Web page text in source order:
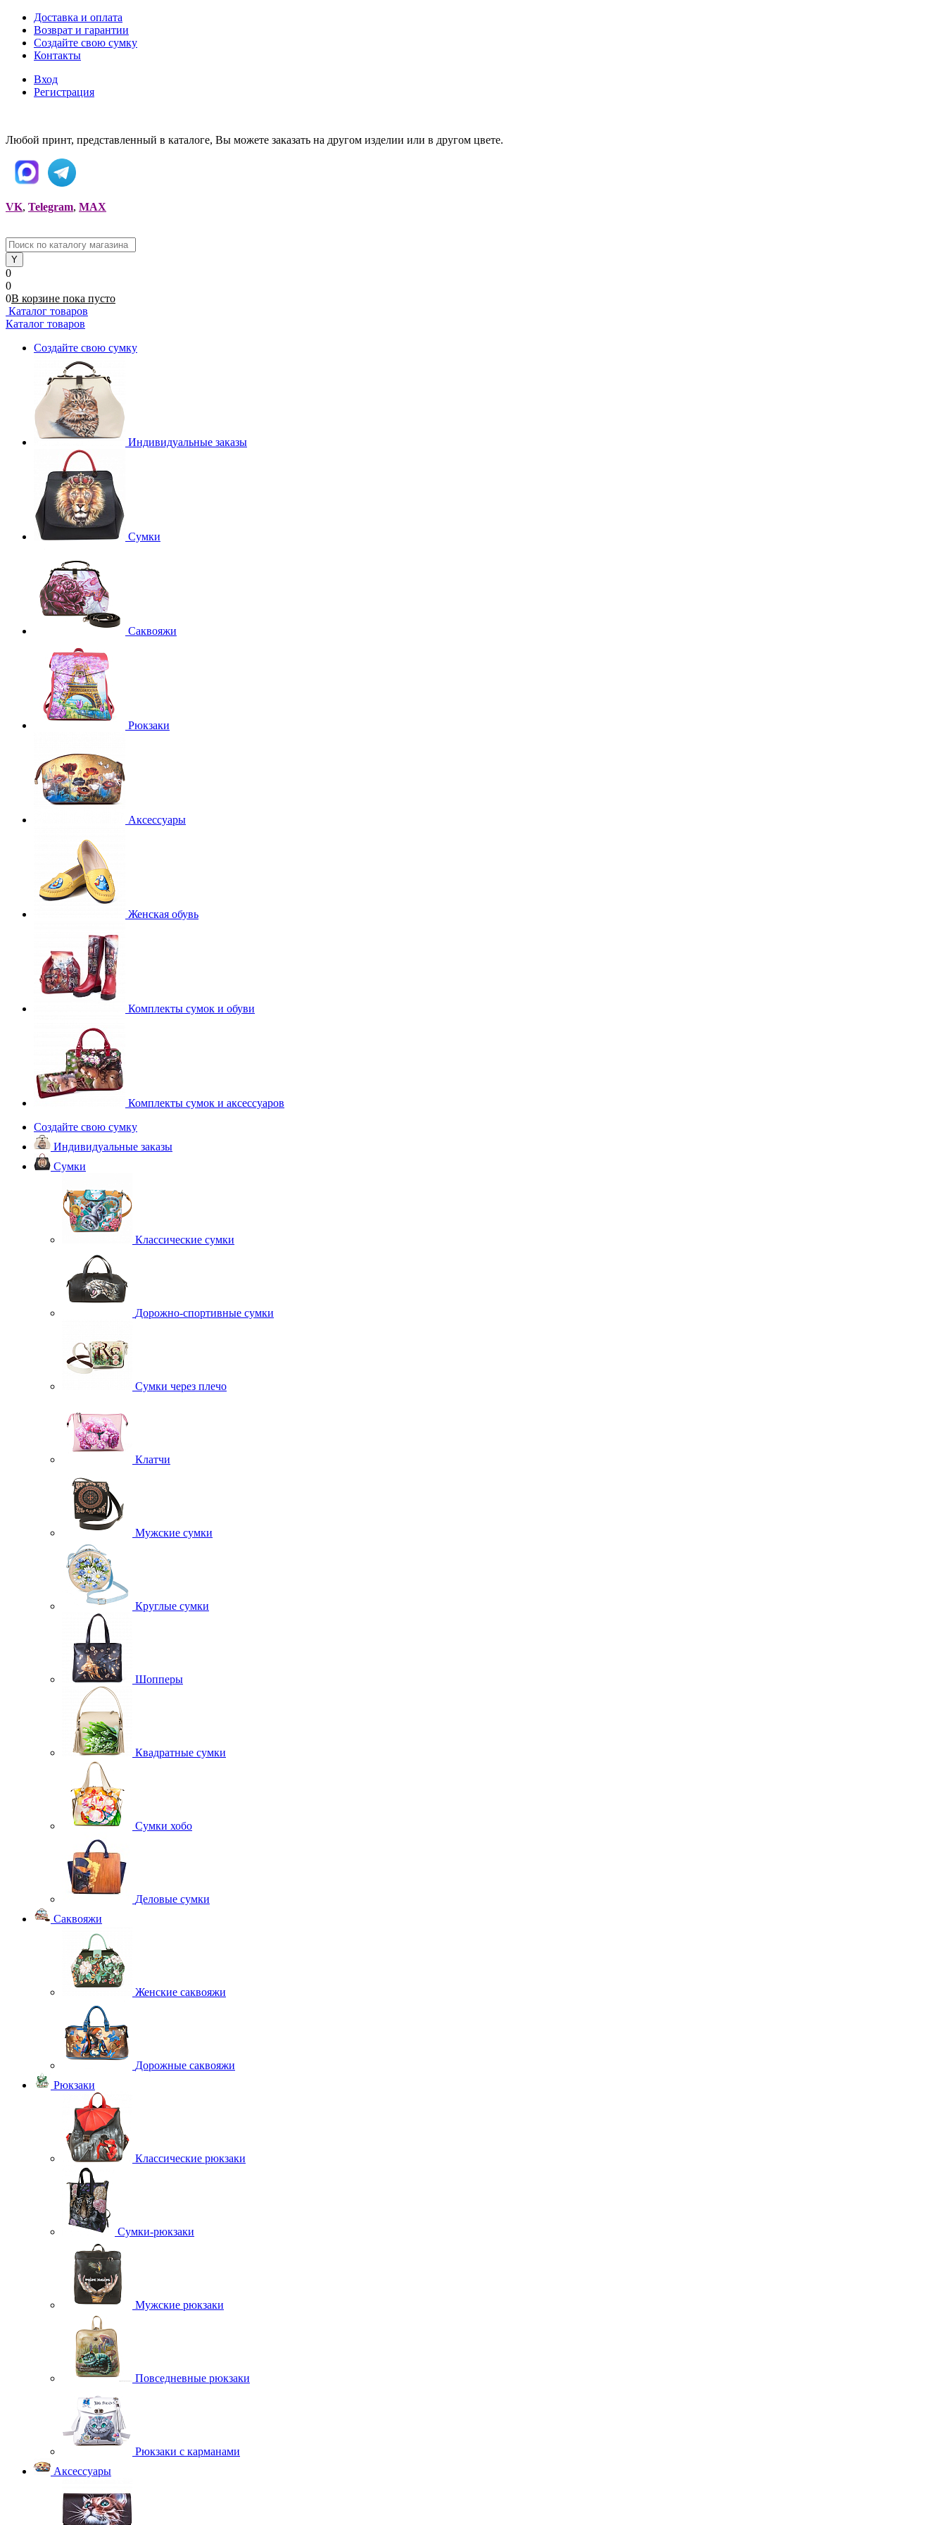
Доставка и оплата
Возврат и гарантии
Создайте свою сумку
Контакты
Вход
Регистрация
Любой принт, представленный в каталоге, Вы можете заказать на другом изделии или в другом цвете.
VK, Telegram, MAX
0
0
0В корзине пока пусто
Каталог товаров
Каталог товаров
Создайте свою сумку
Индивидуальные заказы
Сумки
Саквояжи
Рюкзаки
Аксессуары
Женская обувь
Комплекты сумок и обуви
Комплекты сумок и аксессуаров
Создайте свою сумку
Индивидуальные заказы
Сумки
Классические сумки
Дорожно-спортивные сумки
Сумки через плечо
Клатчи
Мужские сумки
Круглые сумки
Шопперы
Квадратные сумки
Сумки хобо
Деловые сумки
Саквояжи
Женские саквояжи
Дорожные саквояжи
Рюкзаки
Классические рюкзаки
Сумки-рюкзаки
Мужские рюкзаки
Повседневные рюкзаки
Рюкзаки с карманами
Аксессуары